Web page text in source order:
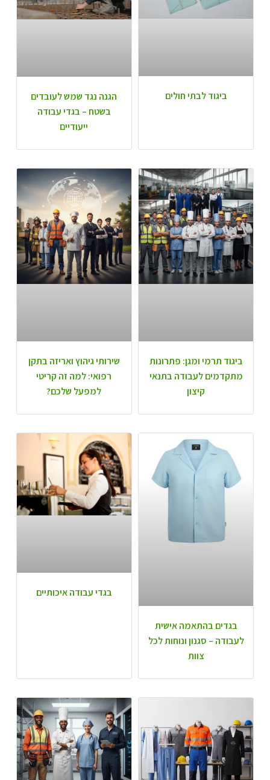
ביגוד לבתי חולים
הגנה נגד שמש לעובדים
בשטח – בגדי עבודה
ייעודיים
ביגוד תרמי ומגן: פתרונות
מתקדמים לעבודה בתנאי
קיצון
שירותי גיהוץ ואריזה בתקן
רפואי: למה זה קריטי
למפעל שלכם?
בגדים בהתאמה אישית
לעבודה – סגנון ונוחות לכל
צוות
בגדי עבודה איכותיים